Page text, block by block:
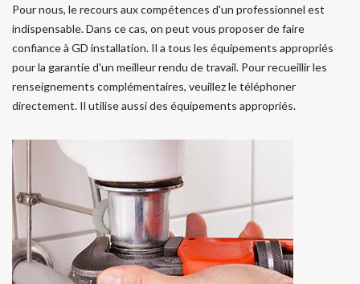
Pour nous, le recours aux compétences d'un professionnel est
indispensable. Dans ce cas, on peut vous proposer de faire
confiance à GD installation. Il a tous les équipements appropriés
pour la garantie d'un meilleur rendu de travail. Pour recueillir les
renseignements complémentaires, veuillez le téléphoner
directement. Il utilise aussi des équipements appropriés.